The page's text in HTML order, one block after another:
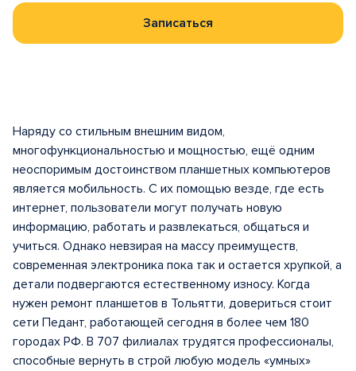
Записаться
Наряду со стильным внешним видом,
многофункциональностью и мощностью, ещё одним
неоспоримым достоинством планшетных компьютеров
является мобильность. С их помощью везде, где есть
интернет, пользователи могут получать новую
информацию, работать и развлекаться, общаться и
учиться. Однако невзирая на массу преимуществ,
современная электроника пока так и остается хрупкой, а
детали подвергаются естественному износу. Когда
нужен ремонт планшетов в Тольятти, довериться стоит
сети Педант, работающей сегодня в более чем 180
городах РФ. В 707 филиалах трудятся профессионалы,
способные вернуть в строй любую модель «умных»